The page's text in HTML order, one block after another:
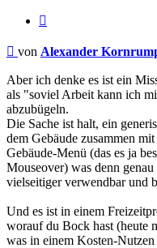
Beitrag
von Alexander
Aber ich denke es ist ein
als "soviel Arbeit kann ich
abzubügeln.
Die Sache ist halt, ein
dem Gebäude zusammen
Gebäude-Menü (das es ja
Mouseover) was denn
vielseitiger verwendbar und
Und es ist in einem
worauf du Bock hast (heute
was in einem Kosten-